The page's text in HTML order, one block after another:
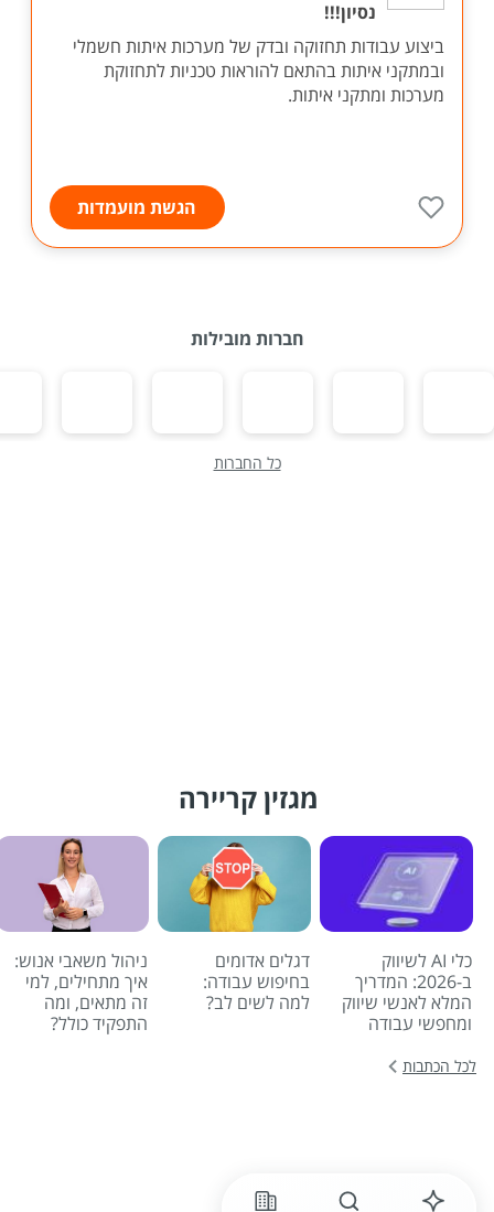
נסיון!!!
ביצוע עבודות תחזוקה ובדק של מערכות איתות חשמלי
ובמתקני איתות בהתאם להוראות טכניות לתחזוקת
מערכות ומתקני איתות.
הגשת מועמדות
חברות מובילות
כל החברות
מגזין קריירה
כלי AI לשיווק
ב-2026: המדריך
המלא לאנשי שיווק
ומחפשי עבודה
דגלים אדומים
בחיפוש עבודה:
למה לשים לב?
ניהול משאבי אנוש:
איך מתחילים, למי
זה מתאים, ומה
התפקיד כולל?
לכל הכתבות